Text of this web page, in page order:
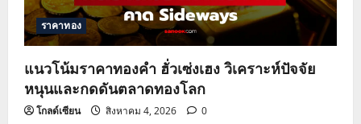
ราคาทอง
แนวโน้มราคาทองคำ ฮั่วเซ่งเฮง วิเคราะห์ปัจจัย
หนุนและกดดันตลาดทองโลก
โกลด์เซียน สิงหาคม 4, 2026 0